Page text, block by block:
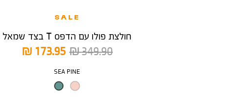
SALE
חולצת פולו עם הדפס T בצד שמאל
מחיר
מוצר
173.95 ₪
מחיר
349.90 ₪
צבע
SEA PINE